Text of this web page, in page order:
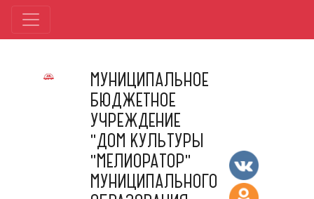
МУНИЦИПАЛЬНОЕ
БЮДЖЕТНОЕ
УЧРЕЖДЕНИЕ
"ДОМ КУЛЬТУРЫ
"МЕЛИОРАТОР"
МУНИЦИПАЛЬНОГО